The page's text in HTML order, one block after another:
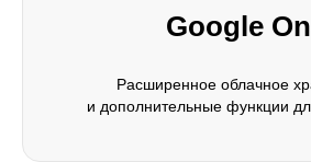
Google
Расширенное облачное
и дополнительные функции